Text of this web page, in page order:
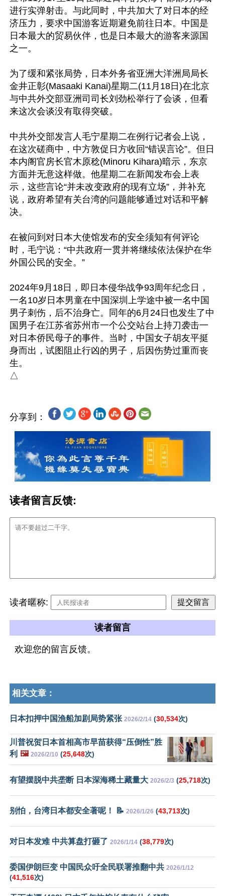
进行实弹射击。与此同时，中共加大了对日本的经
济压力，要求中国游客近期避免前往日本。中国是
日本最大的贸易伙伴，也是日本最大的游客来源国
之一。
为了缓和紧张局势，日本外务省亚洲大洋洲局局长
金井正彰(Masaaki Kanai)星期二(11月18日)在北京
与中共外交部亚洲司司长刘劲松举行了会谈，但看
来这次会谈没有取得突破。
中共外交部发言人毛宁星期二在例行记者会上说，
在这次磋商中，中方敦促日方收回“错误言论”。但日
本内阁官房长官木原稔(Minoru Kihara)暗示，东京
方面并无意这样做。他星期二在新闻发布会上表
示，这些言论“并未改变政府的现有立场”，并补充
说，政府希望有关台湾的问题能够通过对话和平解
决。
在被问到对日本大使馆发布的安全须知有何评论
时，毛宁说：“中共政府一贯并将继续依法保护在华
外国公民的安全。”
2024年9月18日，即日本侵华战争93周年纪念日，
一名10岁日本男童在中国深圳上学途中被一名中国
男子刺伤，后不治身亡。同年的6月24日也发生了中
国男子在江苏省苏州市一个公交站台上持刀袭击一
对日本侨民母子的事件。当时，中国女子胡友平挺
身而出，试图阻止行凶的男子，后因伤势过重而丧
生。
分享到：
读者留言反馈:
读者暱称:
读者留言
欢迎您的留言反馈。
相关文章：
日本扣押中国渔船加剧局势紧张 2026/2/14 (30,534次)
川普祝贺日本首相高市早苗获得“压倒性”胜
利 🖼️ 2026/2/10 (25,648次)
有望摆脱中共垄断 日本深海稀土藏量大 2026/2/3 (25,718次)
别怕，台湾日本都安全著呢！ 📝 2026/1/26 (43,713次)
对日本发难 中共算盘打砸了 2026/1/14 (38,779次)
委国伊朗巨变 中国民众吁全民联署推翻中共 2026/1/12
(41,516次)